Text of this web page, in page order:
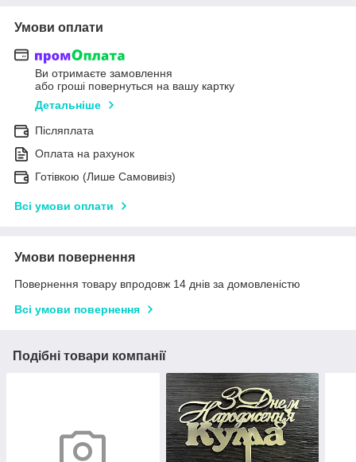
Умови оплати
Ви отримаєте замовлення
або гроші повернуться на вашу картку
Детальніше
Післяплата
Оплата на рахунок
Готівкою (Лише Самовивіз)
Всі умови оплати
Умови повернення
Повернення товару впродовж 14 днів за домовленістю
Всі умови повернення
Подібні товари компанії